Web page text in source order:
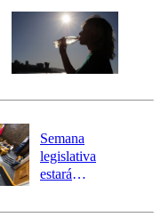
epicentro
Semana
legislativa
estará
el fin de la